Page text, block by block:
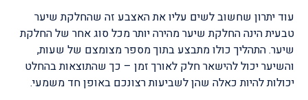
עוד יתרון שחשוב לשים עליו את האצבע זה שהחלקת שיער
טבעית הינה החלקת שיער מהירה יותר מכל סוג אחר של החלקת
שיער. התהליך כולו מתבצע בתוך מספר מצומצם של שעות,
והשיער יכול להישאר חלק לאורך זמן – כך שהתוצאות בהחלט
יכולות להיות כאלה שהן לשביעות רצונכם באופן חד משמעי.